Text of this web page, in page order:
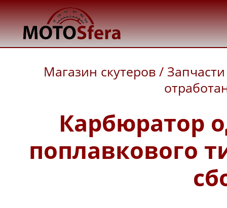
Магазин скутеров / Запчасти
Карбюратор
поплавкового